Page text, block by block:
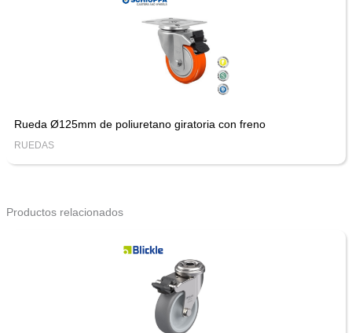
Rueda Ø125mm de poliuretano giratoria con freno
RUEDAS
Productos relacionados